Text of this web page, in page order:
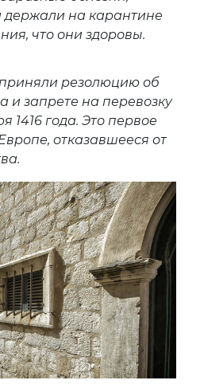
держали на карантине
что они здоровы.
резолюцию об
и запрете на перевозку
1416 года. Это первое
отказавшееся от